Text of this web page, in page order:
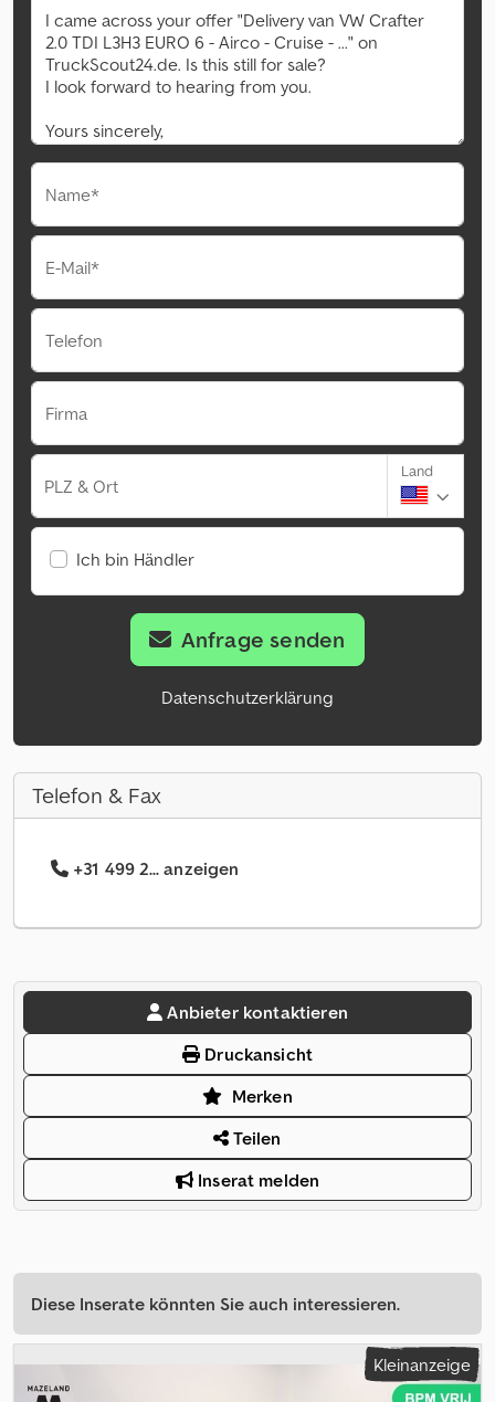
Name*
E-Mail*
Telefon
Firma
PLZ & Ort
Land
Ich bin Händler
Anfrage senden
Datenschutzerklärung
Telefon & Fax
+31 499 2... anzeigen
Anbieter kontaktieren
Druckansicht
Merken
Teilen
Inserat melden
Diese Inserate könnten Sie auch interessieren.
Kleinanzeige